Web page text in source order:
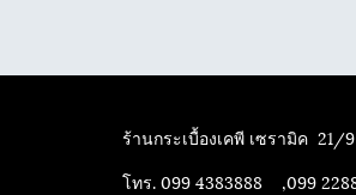
ร้านกระเบื้องเคพี เซรามิค 21/
โทร. 099 4383888 ,099